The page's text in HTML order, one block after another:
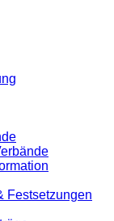
Festsetzungen